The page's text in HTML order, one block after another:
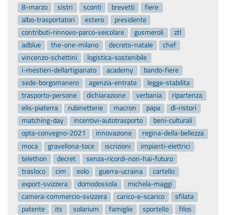
contributi-rinnovo-parco-veicolare
gusmeroli
adblue
the-one-milano decreto-natale
vincenzo-schettini
logistica-sostenibile
i-mestieri-dellartigianato
academy
bando-fiere
sede-borgomanero
agenzia-entrate
trasporto-persone
dichiarazione verbania
ripartenza
elis-piaterra
rubinetterie macron papa
dl-ristori
matching-day
incentivi-autotrasporto
beni-culturali
opta-convegno-2021
innovazione
regina-della-bellezza
moca
gravellona-toce iscrizioni
impianti-elettrici
telethon
decret
senza-ricordi-non-hai-futuro
trasloco
cim eolo guerra-ucraina
cartello
export-svizzera
domodossola
michela-maggi
camera-commercio-svizzera
carico-e-scarico
patente
its solarium famiglie sportello
studenti
cisternette movimento-giovani
anti-smog
fotografie
fauser omegna
contest